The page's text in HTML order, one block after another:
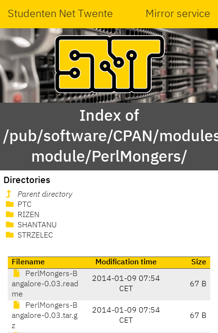
Studenten Net Twente Mirror service
Index of
/pub/software/CPAN/
module/PerlMongers/
Directories
Parent directory
PTC
RIZEN
SHANTANU
STRZELEC
Filename Modification time
Size
PerlMongers-B
angalore-0.03.read
me
2014-01-09 07:54
CET
67 B
PerlMongers-B
angalore-0.03.tar.g
z
2014-01-09 07:54
CET
67 B